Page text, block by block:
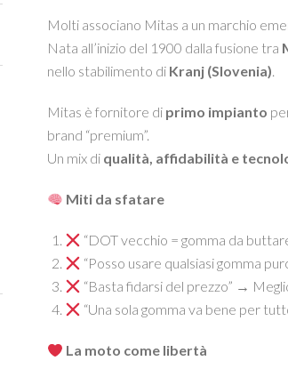
Molti associano Mitas a un marchio
Nata all’inizio del 1900 dalla fusione tra
nello stabilimento di Kranj (Slovenia).
Mitas è fornitore di primo impianto
brand “premium”.
Un mix di qualità, affidabilità e
Miti da sfatare
“DOT vecchio = gomma da
“Posso usare qualsiasi gomma
“Basta fidarsi del prezzo” →
“Una sola gomma va bene per
La moto come libertà